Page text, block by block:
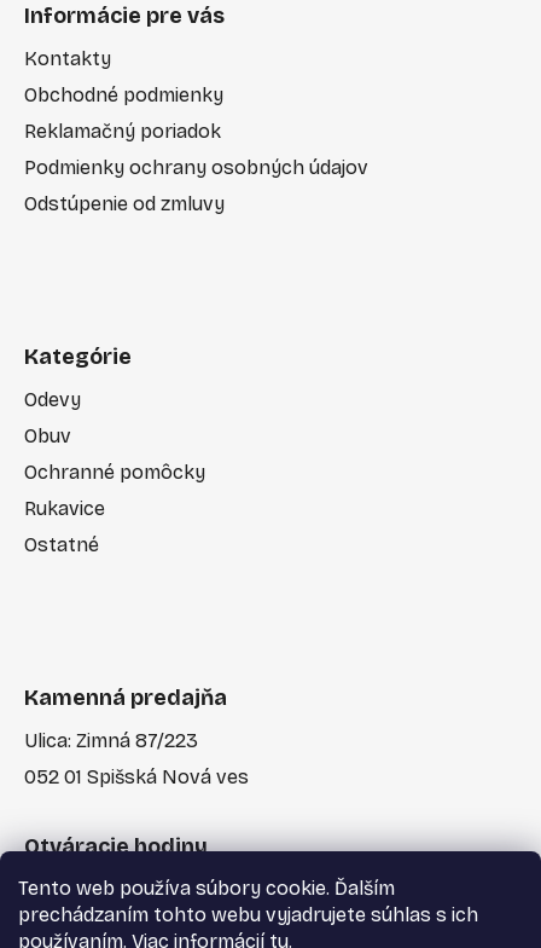
Tento web používa súbory cookie. Ďalším
prechádzaním tohto webu vyjadrujete súhlas s ich
používaním. Viac informácií tu.
Informácie pre vás
Kontakty
Obchodné podmienky
Reklamačný poriadok
Podmienky ochrany osobných údajov
Odstúpenie od zmluvy
Kategórie
Odevy
Obuv
Ochranné pomôcky
Rukavice
Ostatné
Kamenná predajňa
Ulica: Zimná 87/223
052 01 Spišská Nová ves
Otváracie hodiny
Po-Pia: 7:30 - 17:00